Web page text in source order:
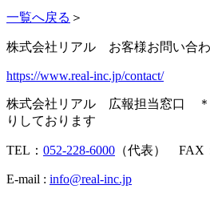
一覧へ戻る ＞
株式会社リアル お客様お問い合
https://www.real-inc.jp/contact/
株式会社リアル 広報担当窓口 ＊
りしております
TEL： 052-228-6000 （代表） FAX
E-mail : info@real-inc.jp